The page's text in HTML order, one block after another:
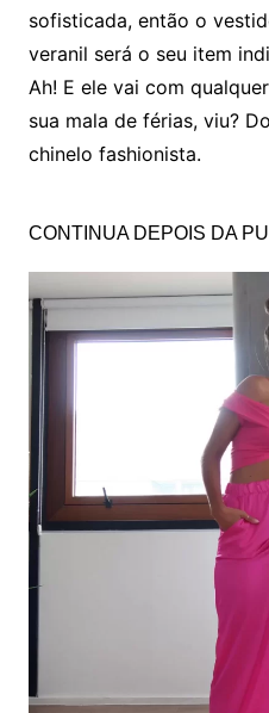
sofisticada, então o
veranil será o seu item
Ah! E ele vai com
sua mala de férias, viu?
chinelo fashionista.
CONTINUA DEPOIS DA